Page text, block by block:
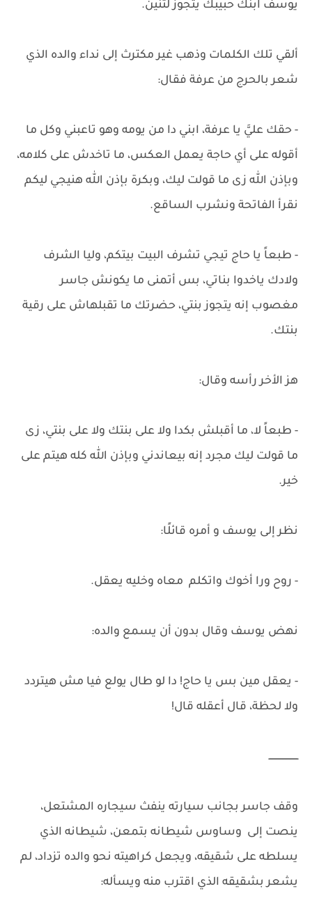
يوسف ابنك حبيبك يتجوز لتنين.
ألقي تلك الكلمات وذهب غير مكترث إلى نداء والده الذي
شعر بالحرج من عرفة فقال:
- حقك عليَّ يا عرفة، ابني دا من يومه وهو تاعبني وكل ما
أقوله على أي حاجة يعمل العكس، ما تاخدش على كلامه،
وبإذن الله زى ما قولت ليك، وبكرة بإذن الله هنيجي ليكم
نقرأ الفاتحة ونشرب الساقع.
- طبعاً يا حاج تيجي تشرف البيت بيتكم، وليا الشرف
ولادك ياخدوا بناتي، بس أتمنى ما يكونش جاسر
مغصوب إنه يتجوز بنتي، حضرتك ما تقبلهاش على رقية
بنتك.
هز الأخر رأسه وقال:
- طبعاً لا، ما أقبلش بكدا ولا على بنتك ولا على بنتي، زى
ما قولت ليك مجرد إنه بيعاندني وبإذن الله كله هيتم على
خير.
نظر إلى يوسف و أمره قائلًا:
- روح ورا أخوك واتكلم معاه وخليه يعقل.
نهض يوسف وقال بدون أن يسمع والده:
- يعقل مين بس يا حاج! دا لو طال يولع فيا مش هيتردد
ولا لحظة، قال أعقله قال!
ـــــــــــــــــــــ
وقف جاسر بجانب سيارته ينفث سيجاره المشتعل،
ينصت إلى وساوس شيطانه بتمعن، شيطانه الذي
يسلطه على شقيقه، ويجعل كراهيته نحو والده تزداد، لم
يشعر بشقيقه الذي اقترب منه ويسأله: